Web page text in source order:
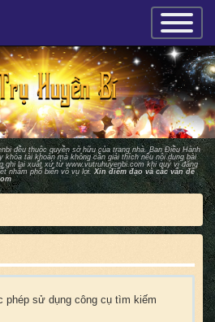
×
đều thuộc quyền sở hữu của trang nhà. Ban Ðiều Hành
tài khoản mà không cần giải thích nếu nội dung bài
ghi lại xuất xứ từwww.vutruhuyenbi.comkhi quý vị đăng
nhằm phổ biến vô vụ lợi. Xin điểm đạo và các vấn đề
phép sử dụng công cụ tìm kiếm